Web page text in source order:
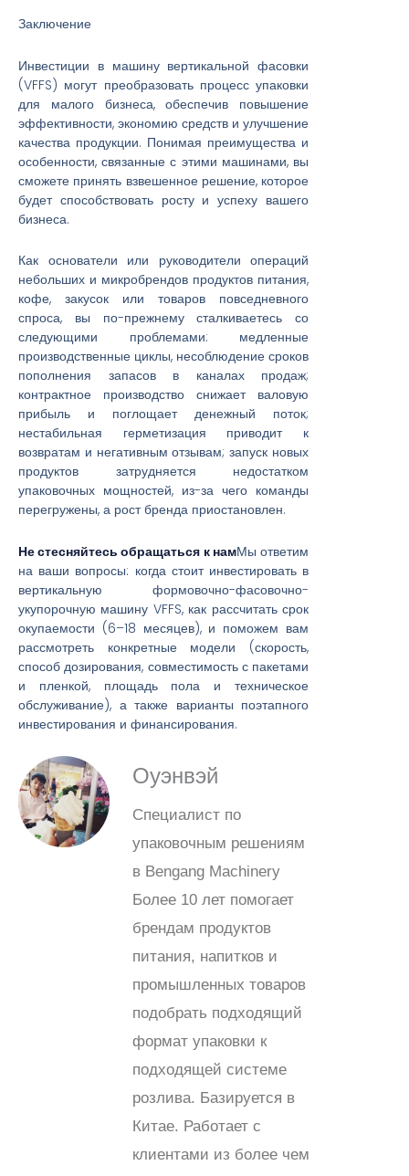
Заключение
Инвестиции в машину вертикальной фасовки
(VFFS) могут преобразовать процесс упаковки
для малого бизнеса, обеспечив повышение
эффективности, экономию средств и улучшение
качества продукции. Понимая преимущества и
особенности, связанные с этими машинами, вы
сможете принять взвешенное решение, которое
будет способствовать росту и успеху вашего
бизнеса.
Как основатели или руководители операций
небольших и микробрендов продуктов питания,
кофе, закусок или товаров повседневного
спроса, вы по-прежнему сталкиваетесь со
следующими проблемами: медленные
производственные циклы, несоблюдение сроков
пополнения запасов в каналах продаж;
контрактное производство снижает валовую
прибыль и поглощает денежный поток;
нестабильная герметизация приводит к
возвратам и негативным отзывам; запуск новых
продуктов затрудняется недостатком
упаковочных мощностей, из-за чего команды
перегружены, а рост бренда приостановлен.
Не стесняйтесь обращаться к намМы ответим
на ваши вопросы: когда стоит инвестировать в
вертикальную формовочно-фасовочно-
укупорочную машину VFFS, как рассчитать срок
окупаемости (6–18 месяцев), и поможем вам
рассмотреть конкретные модели (скорость,
способ дозирования, совместимость с пакетами
и пленкой, площадь пола и техническое
обслуживание), а также варианты поэтапного
инвестирования и финансирования.
Оуэнвэй
Специалист по
упаковочным решениям
в Bengang Machinery
Более 10 лет помогает
брендам продуктов
питания, напитков и
промышленных товаров
подобрать подходящий
формат упаковки к
подходящей системе
розлива. Базируется в
Китае. Работает с
клиентами из более чем